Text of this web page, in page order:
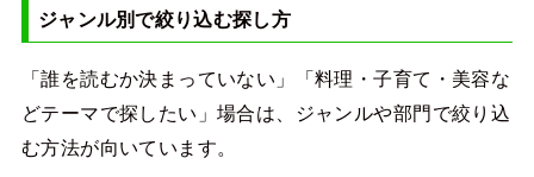
ジャンル別で絞り込む探し方
「誰を読むか決まっていない」「料理・子育て・美容な
どテーマで探したい」場合は、ジャンルや部門で絞り込
む方法が向いています。